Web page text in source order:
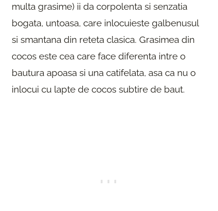
multa grasime) ii da corpolenta si senzatia
bogata, untoasa, care inlocuieste galbenusul
si smantana din reteta clasica. Grasimea din
cocos este cea care face diferenta intre o
bautura apoasa si una catifelata, asa ca nu o
inlocui cu lapte de cocos subtire de baut.